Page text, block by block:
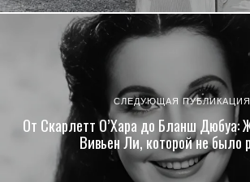
СЛЕДУЮЩАЯ ПУБЛИКАЦИЯ
От Скарлетт О’Хара до Бланш Дюбуа:
Вивьен Ли, которой не было